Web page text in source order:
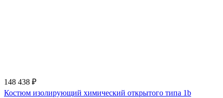
148 438 ₽
Костюм изолирующий химический открытого типа 1b